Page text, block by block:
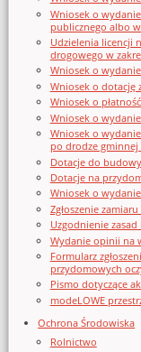
Wniosek o
publicznego albo
Udzielenia licencji
drogowego w
Wniosek o
Wniosek o dotację
Wniosek o
Wniosek o
Wniosek o
po drodze
Dotacje do
Dotacje na
Wniosek o
Zgłoszenie
Uzgodnienie
Wydanie opinii na
Formularz
przydomowych
Pismo dotyczące
modeLOWE
Ochrona Środowiska
Rolnictwo